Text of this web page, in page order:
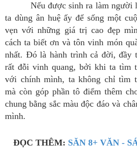
Nếu được sinh ra làm người là
ta dùng ân huệ ấy để sống một
vẹn với những giá trị cao đẹp
cách ta biết ơn và tôn vinh món
nhất. Đó là hành trình cả đời, đầy
rất đỗi vinh quang, bởi khi ta tìm
với chính mình, ta không chỉ tìm
mà còn góp phần tô điểm thêm
chung bằng sắc màu độc đáo và
mình.
ĐỌC THÊM: SĂN 8+ VĂN -